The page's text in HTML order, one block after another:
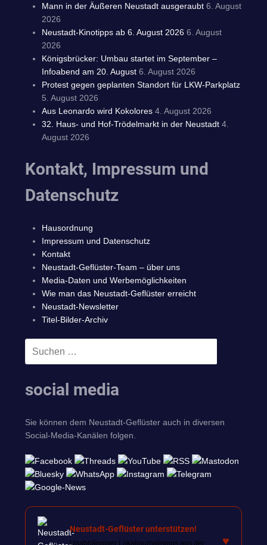
Mann in der Äußeren Neustadt ausgeraubt 6. August
2026
Neustadt-Kinotipps ab 6. August 2026 6. August
2026
Königsbrücker: Umbau startet im September –
Infoabend am 20. August 6. August 2026
Protest gegen geplanten Standort für LKW-Parkplatz
5. August 2026
Aus Leonardo wird Kokolores 4. August 2026
32. Haus- und Hof-Trödelmarkt in der Neustadt 4.
August 2026
Kontakt, Impressum und
Datenschutz
Hausordnung
Impressum und Datenschutz
Kontakt
Neustadt-Geflüster-Team – über uns
Media-Daten und Werbemöglichkeiten
Wie man das Neustadt-Geflüster erreicht
Neustadt-Newsletter
Titel-Bilder-Archiv
Suchen
social media
Sie können dem Neustadt-Geflüster auch in diversen
Social-Media-Kanälen folgen.
Neustadt-Geflüster unterstützen!
Unabhängiger Lokaljournalismus aus der ♥